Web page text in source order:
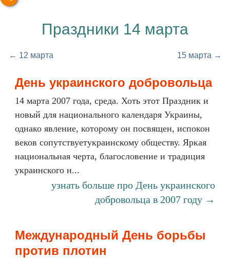
Праздники 14 марта
← 12 марта 15 марта →
День украинского добровольца
14 марта 2007 года, среда. Хоть этот Праздник и
новый для национального календаря Украины,
однако явление, которому он посвящен, испокон
веков сопутствуетукраинскому обществу. Яркая
национальная черта, благословение и традиция
украинского н...
узнать больше про День украинского
добровольца в 2007 году →
Международный День борьбы
против плотин